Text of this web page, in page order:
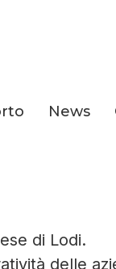
News
di Lodi.
delle